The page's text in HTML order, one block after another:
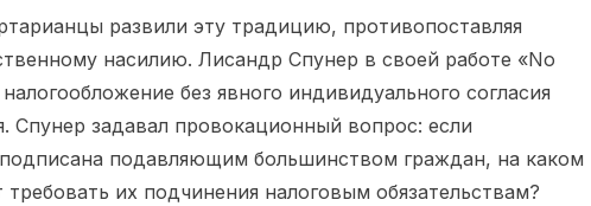
развили эту традицию, противопоставляя
насилию. Лисандр Спунер в своей работе «No
без явного индивидуального согласия
Спунер задавал провокационный вопрос: если
подавляющим большинством граждан, на каком
их подчинения налоговым обязательствам?